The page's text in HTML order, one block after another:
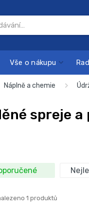
Vše o nákupu
Náplně a chemie
spreje a
1 produktů